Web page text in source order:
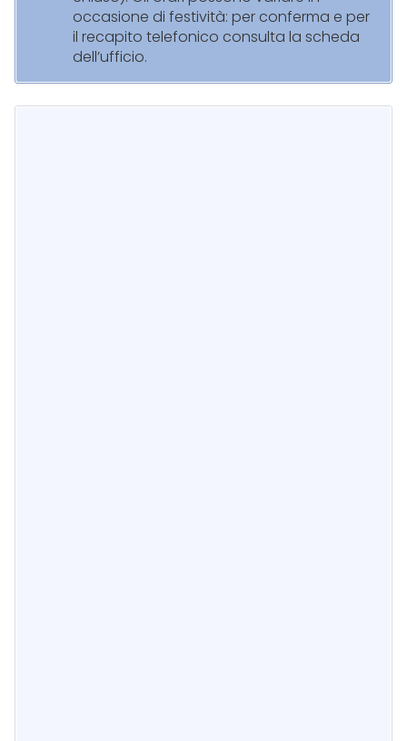
occasione di festività: per conferma e per
il recapito telefonico consulta la scheda
dell’ufficio.